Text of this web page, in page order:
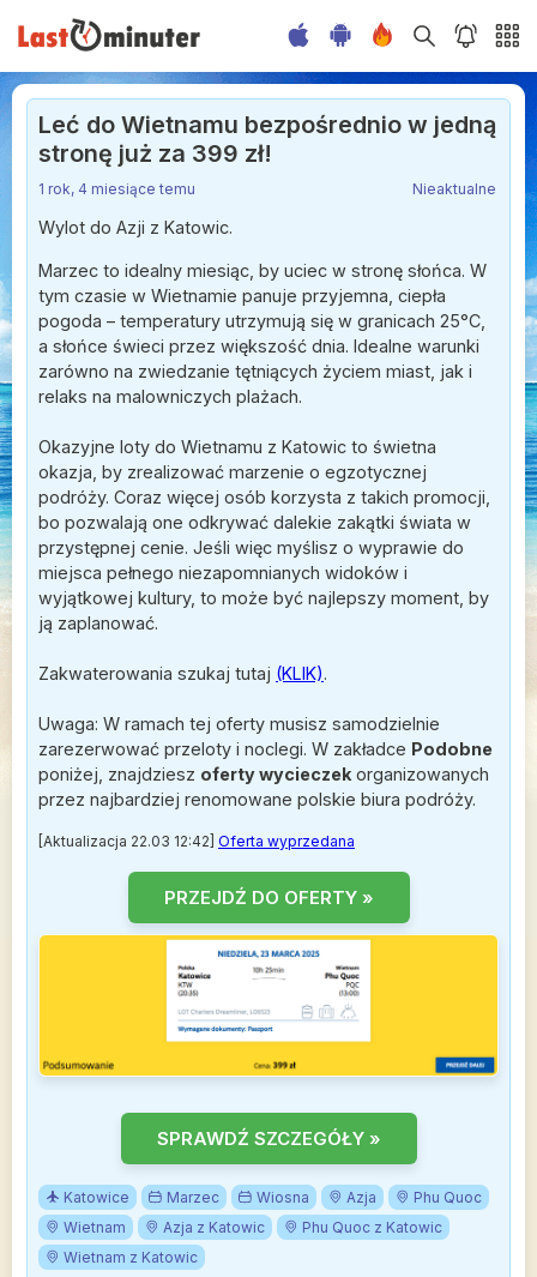
Leć do Wietnamu bezpośrednio w jedną
stronę już za 399 zł!
1 rok, 4 miesiące temu Nieaktualne
Wylot do Azji z Katowic.
Marzec to idealny miesiąc, by uciec w stronę słońca. W
tym czasie w Wietnamie panuje przyjemna, ciepła
pogoda – temperatury utrzymują się w granicach 25°C,
a słońce świeci przez większość dnia. Idealne warunki
zarówno na zwiedzanie tętniących życiem miast, jak i
relaks na malowniczych plażach.
Okazyjne loty do Wietnamu z Katowic to świetna
okazja, by zrealizować marzenie o egzotycznej
podróży. Coraz więcej osób korzysta z takich promocji,
bo pozwalają one odkrywać dalekie zakątki świata w
przystępnej cenie. Jeśli więc myślisz o wyprawie do
miejsca pełnego niezapomnianych widoków i
wyjątkowej kultury, to może być najlepszy moment, by
ją zaplanować.
Zakwaterowania szukaj tutaj (KLIK).
Uwaga: W ramach tej oferty musisz samodzielnie
zarezerwować przeloty i noclegi. W zakładce Podobne
poniżej, znajdziesz oferty wycieczek organizowanych
przez najbardziej renomowane polskie biura podróży.
[Aktualizacja 22.03 12:42] Oferta wyprzedana
PRZEJDŹ DO OFERTY »
SPRAWDŹ SZCZEGÓŁY »
Katowice Marzec Wiosna Azja
Phu Quoc
Wietnam
Azja z Katowic
Phu Quoc z Katowic
Wietnam z Katowic